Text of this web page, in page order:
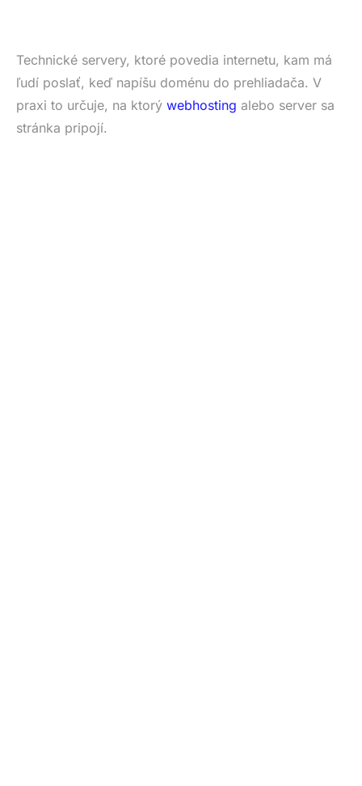
Technické servery, ktoré povedia internetu, kam má
ľudí poslať, keď napíšu doménu do prehliadača. V
praxi to určuje, na ktorý webhosting alebo server sa
stránka pripojí.